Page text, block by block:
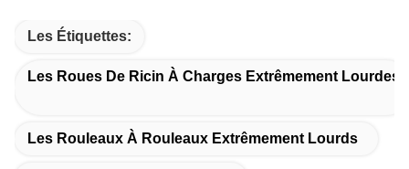
Les Étiquettes:
Les Roues De Ricin À Charges Extrêmement Lourdes
Les Rouleaux À Rouleaux Extrêmement Lourds